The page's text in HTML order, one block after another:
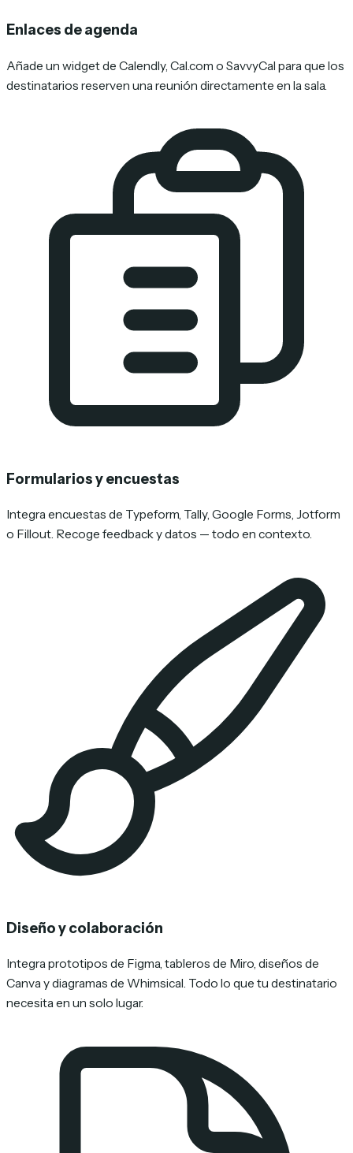
Enlaces de agenda
Añade un widget de Calendly, Cal.com o SavvyCal para que los
destinatarios reserven una reunión directamente en la sala.
Formularios y encuestas
Integra encuestas de Typeform, Tally, Google Forms, Jotform
o Fillout. Recoge feedback y datos — todo en contexto.
Diseño y colaboración
Integra prototipos de Figma, tableros de Miro, diseños de
Canva y diagramas de Whimsical. Todo lo que tu destinatario
necesita en un solo lugar.